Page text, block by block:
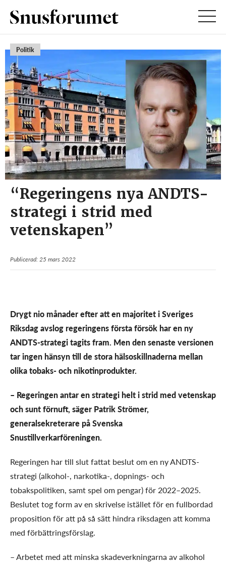
Politik
“Regeringens nya ANDTS-
strategi i strid med
vetenskapen”
Publicerad: 25 mars 2022
Drygt nio månader efter att en majoritet i Sveriges
Riksdag avslog regeringens första försök har en ny
ANDTS-strategi tagits fram. Men den senaste versionen
tar ingen hänsyn till de stora hälsoskillnaderna mellan
olika tobaks- och nikotinprodukter.
– Regeringen antar en strategi helt i strid med vetenskap
och sunt förnuft, säger Patrik Strömer,
generalsekreterare på Svenska
Snustillverkarföreningen.
Regeringen har till slut fattat beslut om en ny ANDTS-
strategi (alkohol-, narkotika-, dopnings- och
tobakspolitiken, samt spel om pengar) för 2022–2025.
Beslutet tog form av en skrivelse istället för en fullbordad
proposition för att på så sätt hindra riksdagen att komma
med förbättringsförslag.
– Arbetet med att minska skadeverkningarna av alkohol